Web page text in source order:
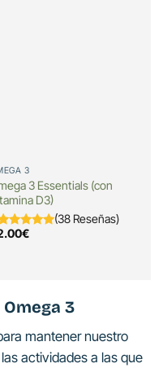
3
3 Essentials (con
D3)
(38 Reseñas)
€
3
mantener nuestro
actividades a las que